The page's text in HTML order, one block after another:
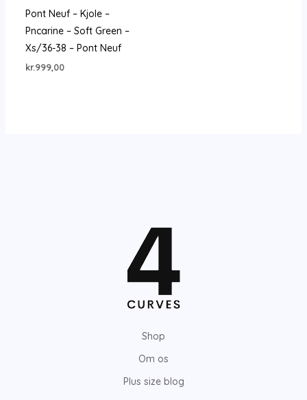
Pont Neuf – Kjole –
Pncarine – Soft Green –
Xs/36-38 – Pont Neuf
kr.999,00
Shop
Om os
Plus size blog